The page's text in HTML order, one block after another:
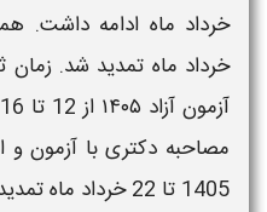
خرداد ماه تمدید شد. زمان
آزمون آزاد ۱۴۰۵
از 12 تا 16 خرداد ماه بود.
مصاحبه دکتری با آزمون و
1405 تا 22 خرداد